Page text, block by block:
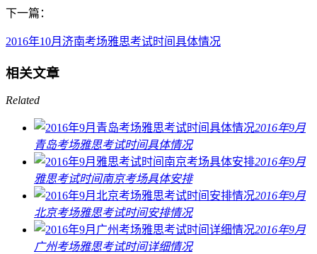
下一篇：
2016年10月济南考场雅思考试时间具体情况
相关文章
Related
2016年9月
青岛考场雅思考试时间具体情况
2016年9月
雅思考试时间南京考场具体安排
2016年9月
北京考场雅思考试时间安排情况
2016年9月
广州考场雅思考试时间详细情况